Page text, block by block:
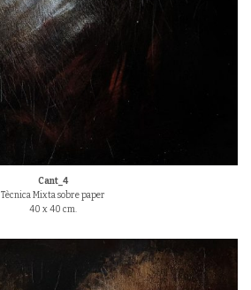
Cant_4
Tècnica Mixta sobre paper
40 x 40 cm.